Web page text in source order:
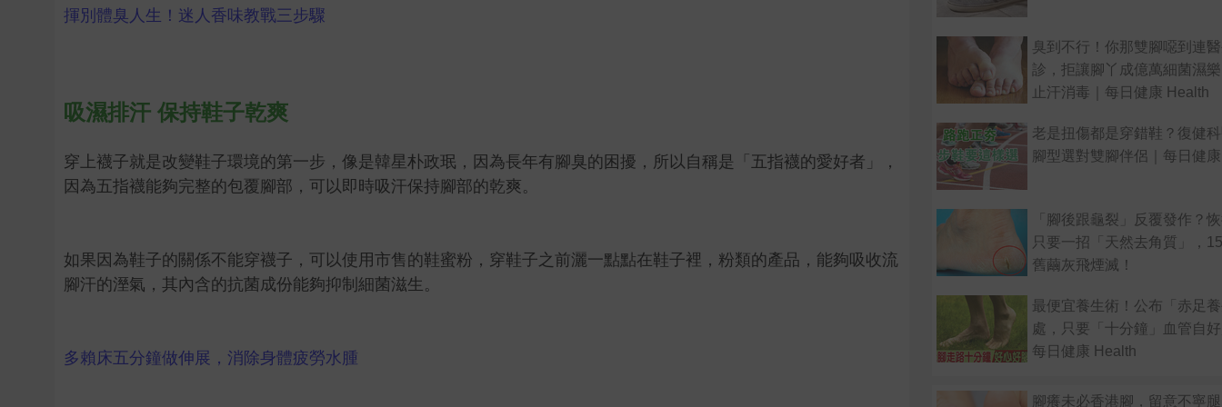
揮別體臭人生！迷人香味教戰三步驟
吸濕排汗 保持鞋子乾爽
穿上襪子就是改變鞋子環境的第一步，像是韓星朴政珉，因為長年有腳臭的困擾，所以自稱是「五指襪的愛好者」，
因為五指襪能夠完整的包覆腳部，可以即時吸汗保持腳部的乾爽。
如果因為鞋子的關係不能穿襪子，可以使用市售的鞋蜜粉，穿鞋子之前灑一點點在鞋子裡，粉類的產品，能夠吸收流
腳汗的溼氣，其內含的抗菌成份能夠抑制細菌滋生。
多賴床五分鐘做伸展，消除身體疲勞水腫
臭到不行！你那雙腳噁到連
診，拒讓腳丫成億萬細菌濕
止汗消毒｜每日健康 Health
老是扭傷都是穿錯鞋？復健
腳型選對雙腳伴侶｜每日健
「腳後跟龜裂」反覆發作？
只要一招「天然去角質」，
舊繭灰飛煙滅！
最便宜養生術！公布「赤足
處，只要「十分鐘」血管自
每日健康 Health
腳癢未必香港腳，留意不寧